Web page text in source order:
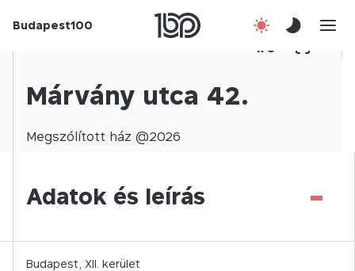
Budapest100
1/ 0
Márvány utca 42.
Megszólított ház @2026
Adatok és leírás -
Budapest, XII. kerület